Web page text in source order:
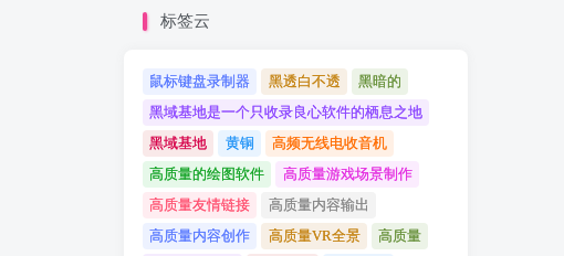
标签云
鼠标键盘录制器 黑透白不透
黑暗的
黑域基地是一个只收录良心软件的栖息之地
黑域基地
黄铜
高频无线电收音机
高质量的绘图软件
高质量游戏场景制作
高质量友情链接
高质量内容输出
高质量内容创作
高质量VR全景
高质量